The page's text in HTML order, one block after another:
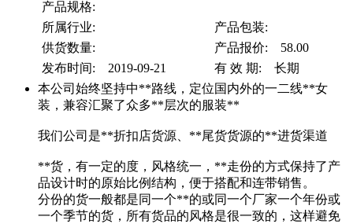
产品规格:
所属行业:
产品包装:
供货数量:
产品报价: 58.00
发布时间: 2019-09-21
有 效 期: 长期
本公司始终坚持中**路线，定位国内外的一二线**女
装，兼容汇聚了众多**层次的服装**
我们公司是**折扣店货源、**尾货货源的**进货渠道
**货，有一定的度，风格统一，**走份的方式保持了产
品设计时的原始比例结构，便于搭配和连带销售。
分份的货一般都是同一个**的或同一个厂家一个年份或
一个季节的货，所有货品的风格是很一致的，这样避免